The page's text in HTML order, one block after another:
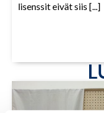
lisenssit eivät siis [...]